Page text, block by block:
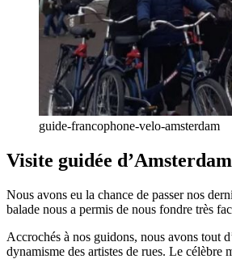
guide-francophone-velo-amsterdam
Visite guidée
Nous avons eu la chance de passer nos
balade nous a permis de nous fondre très
Accrochés à nos guidons, nous avons tout
dynamisme des artistes de rues. Le célèbre